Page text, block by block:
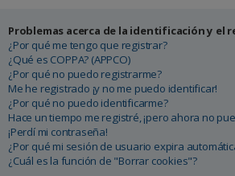
Problemas acerca de la identificación y el
¿Por qué me tengo que registrar?
¿Qué es COPPA? (APPCO)
¿Por qué no puedo registrarme?
Me he registrado ¡y no me puedo identificar!
¿Por qué no puedo identificarme?
Hace un tiempo me registré, ¡pero ahora no
¡Perdí mi contraseña!
¿Por qué mi sesión de usuario expira
¿Cuál es la función de "Borrar cookies"?